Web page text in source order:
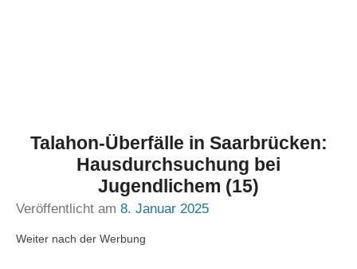
Talahon-Überfälle in Saarbrücken:
Hausdurchsuchung bei
Jugendlichem (15)
Veröffentlicht am 8. Januar 2025
Weiter nach der Werbung